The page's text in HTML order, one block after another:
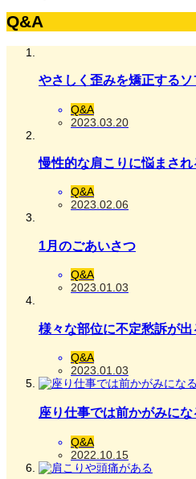
Q&A
やさしく歪みを矯正するソ
Q&A
2023.03.20
慢性的な肩こりに悩まされ
Q&A
2023.02.06
1月のごあいさつ
Q&A
2023.01.03
様々な部位に不定愁訴が出
Q&A
2023.01.03
座り仕事では前かがみにな
Q&A
2022.10.15